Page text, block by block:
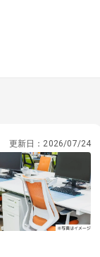
更新日： 2026/07/24